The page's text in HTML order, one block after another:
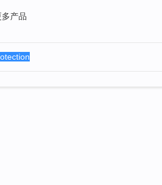
多产品